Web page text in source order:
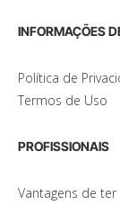
INFORMAÇÕES
Política de
Termos de Uso
PROFISSIONAIS
Vantagens de ter